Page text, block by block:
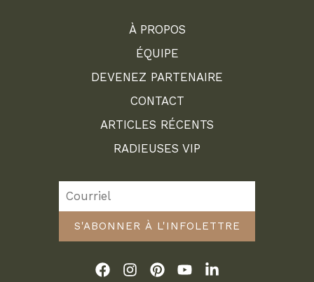
À PROPOS
ÉQUIPE
DEVENEZ PARTENAIRE
CONTACT
ARTICLES RÉCENTS
RADIEUSES VIP
S'ABONNER À L'INFOLETTRE